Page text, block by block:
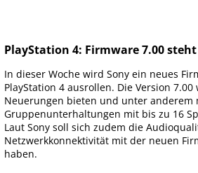
PlayStation 4: Firmware 7.00
In dieser Woche wird Sony ein neues
PlayStation 4 ausrollen. Die Version
Neuerungen bieten und unter anderem
Gruppenunterhaltungen mit bis zu 16
Laut Sony soll sich zudem die
Netzwerkkonnektivität mit der neuen
haben.